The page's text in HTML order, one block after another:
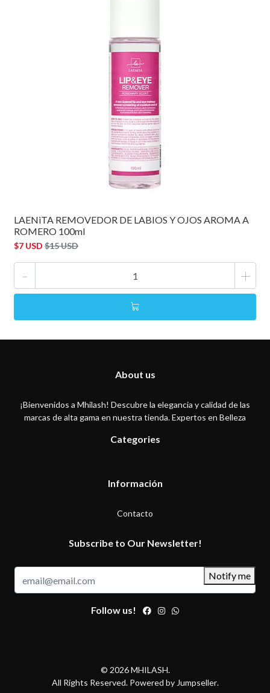
LAENiTA REMOVEDOR DE LABIOS Y OJOS AROMA A
ROMERO 100ml
$7 USD $15 USD
- +
About us
¡Bienvenidos a Mhilash! Descubre la elegancia y calidad de las
marcas de alta gama en nuestra tienda. Expertos en Belleza
Categories
Información
Contacto
Subscribe to Our Newsletter!
Notify me
Follow us!
© 2026 MHILASH.
All Rights Reserved. Powered by Jumpseller.